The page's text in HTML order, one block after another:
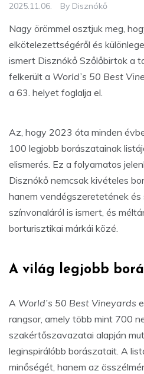
2025.11.06. By Disznókő
Nagy örömmel osztjuk meg,
elkötelezettségéről és
ismert Disznókő Szőlőbirtok a
felkerült a World’s 50 Best
a 63. helyet foglalja el.
Az, hogy 2023 óta minden
100 legjobb borászatainak
elismerés. Ez a folyamatos
Disznókő nemcsak kivételes
hanem vendégszeretetének
színvonaláról is ismert, és
borturisztikai márkái közé.
A világ legjobb
A World’s 50 Best Vineyards
rangsor, amely több mint 700
szakértőszavazatai alapján
leginspirálóbb borászatait. A
minőségét, hanem az